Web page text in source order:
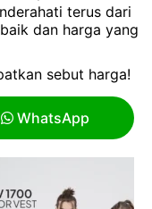
terus dari
dan harga yang
sebut harga!
WhatsApp